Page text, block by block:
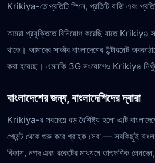
Krikiya-তে প্রতিটি স্পিন, প্রতিটি বাজি এবং
আমরা প্রযুক্তিতে বিনিয়োগ করেছি যাতে Krikiya
থাকে। আমাদের সার্ভার বাংলাদেশের ইন্টারনেট
করা হয়েছে। এমনকি 3G সংযোগেও Krikiya
বাংলাদেশের জন্য, বাংলাদেশিদের দ্বারা
Krikiya-র সবচেয়ে বড় বৈশিষ্ট্য হলো এটি
পেমেন্ট থেকে শুরু করে গ্রাহক সেবা — সবকিছুই
বিকাশ, নগদ এবং রকেটের মাধ্যমে তাৎক্ষণিক